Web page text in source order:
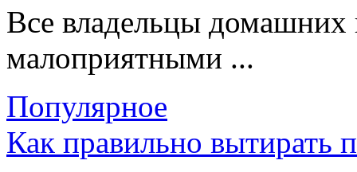
Все владельцы домашних
малоприятными ...
Популярное
Как правильно вытирать